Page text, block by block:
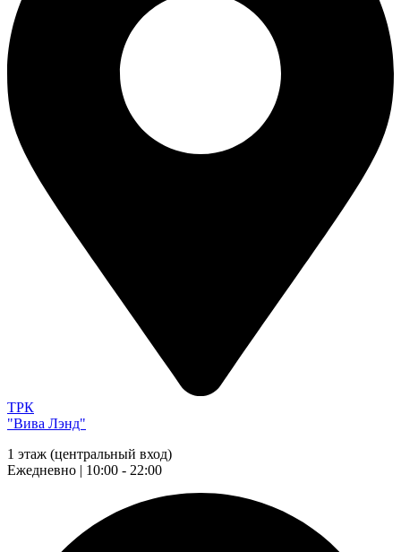
ТРК
"Вива Лэнд"
1 этаж (центральный вход)
Ежедневно | 10:00 - 22:00